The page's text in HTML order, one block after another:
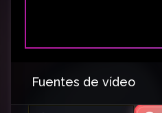
Fuentes de vídeo